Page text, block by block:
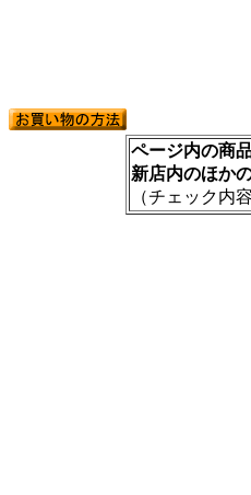
ページ内の商
新店内のほか
（チェック内